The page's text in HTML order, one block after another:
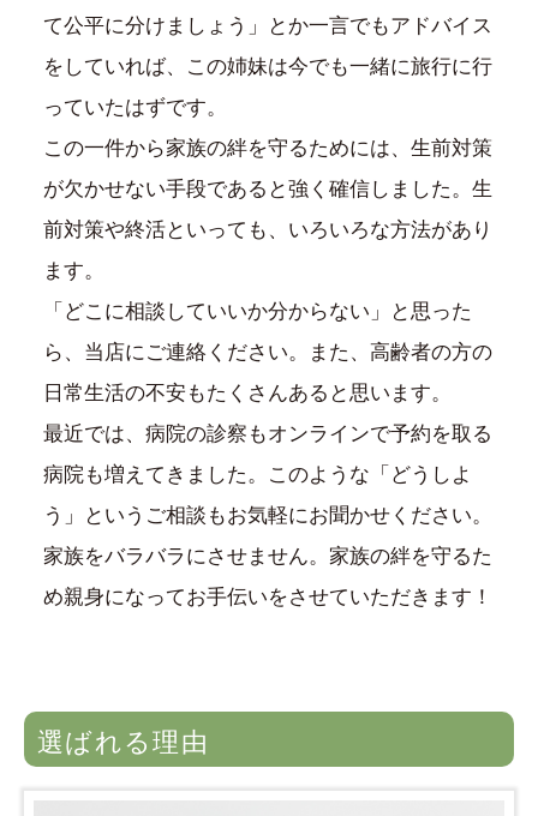
て公平に分けましょう」とか一言でもアドバイス
をしていれば、この姉妹は今でも一緒に旅行に行
っていたはずです。
この一件から家族の絆を守るためには、生前対策
が欠かせない手段であると強く確信しました。生
前対策や終活といっても、いろいろな方法があり
ます。
「どこに相談していいか分からない」と思った
ら、当店にご連絡ください。また、高齢者の方の
日常生活の不安もたくさんあると思います。
最近では、病院の診察もオンラインで予約を取る
病院も増えてきました。このような「どうしよ
う」というご相談もお気軽にお聞かせください。
家族をバラバラにさせません。家族の絆を守るた
め親身になってお手伝いをさせていただきます！
選ばれる理由